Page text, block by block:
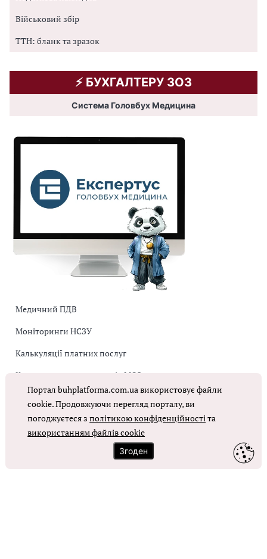
Військовий збір
ТТН: бланк та зразок
⚡️ БУХГАЛТЕРУ ЗОЗ
Система Головбух Медицина
Медичний ПДВ
Моніторинги НСЗУ
Калькуляції платних послуг
Коригувальна накладна від МОЗ
Оплата праці в КНП
ОТРИМАТИ ДОСТУП
Портал buhplatforma.com.ua використовує файли
cookie. Продовжуючи перегляд порталу, ви
погоджуєтеся зполітикою конфіденційностіта
використанням файлів cookie
Згоден